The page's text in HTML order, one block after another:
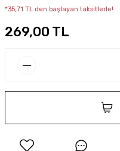
*35,71 TL den başlayan taksitlerle!
269,00 TL